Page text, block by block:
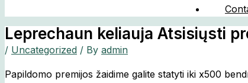
Leprechaun keliauja Atsisiųsti
/ Uncategorized / By admin
Papildomo premijos žaidime galite statyti iki x500